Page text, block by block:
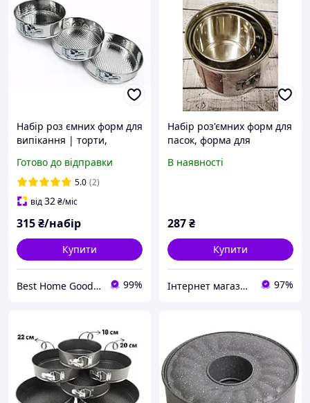
Набір роз ємних форм для
випікання | торти,
3 шт., діаметри 25 см, 21
см, 18 см, висота 6,5 см
Готово до відправки
5.0 (2)
від32₴/міс
315₴/набір
Купити
Best Home Goods - "Кращі товари для дому, подарунки, дрібниці" 99%
Набір роз'ємних форм для
пасок, форма для
форми
В наявності
287₴
Купити
Інтернет магазин Карамель 97%